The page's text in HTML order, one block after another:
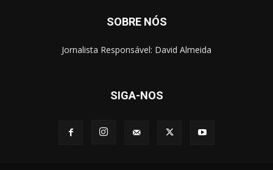
SOBRE NÓS
Jornalista Responsável: David Almeida
SIGA-NOS